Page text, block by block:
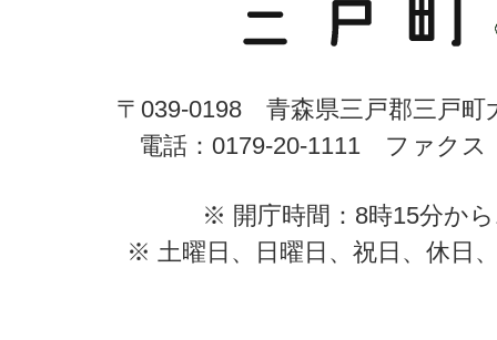
〒039-0198 青森県三戸郡三戸町
電話：0179-20-1111 ファクス
※ 開庁時間：8時15分か
※ 土曜日、日曜日、祝日、休日